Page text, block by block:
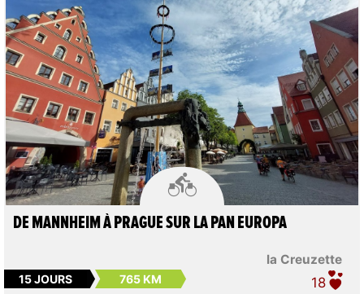

la Creuzette
DE MANNHEIM À PRAGUE SUR LA PAN EUROPA
15 JOURS 765 KM 18